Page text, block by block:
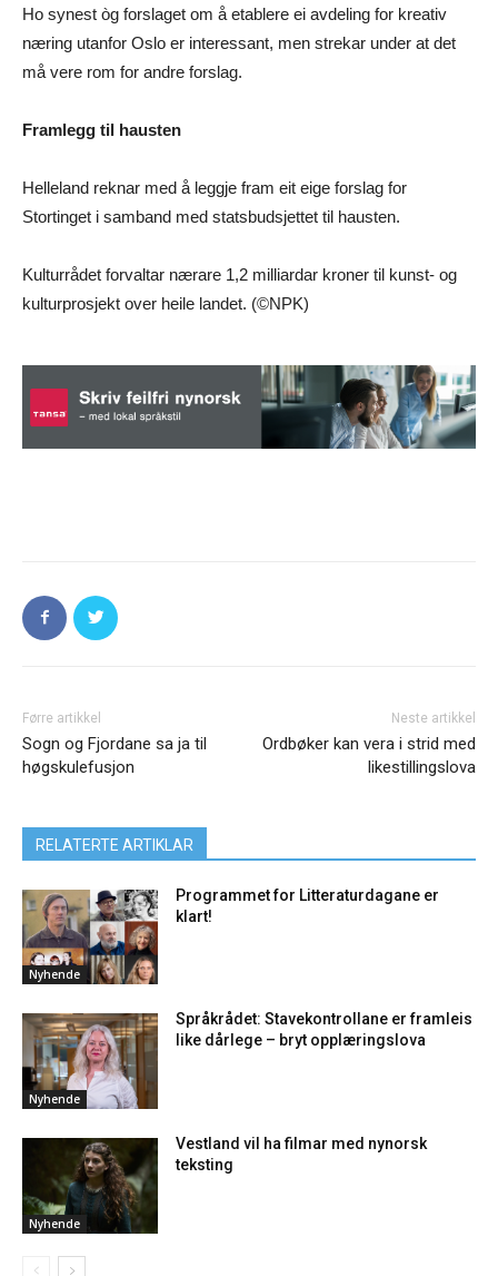
Ho synest òg forslaget om å etablere ei avdeling for kreativ
næring utanfor Oslo er interessant, men strekar under at det
må vere rom for andre forslag.
Framlegg til hausten
Helleland reknar med å leggje fram eit eige forslag for
Stortinget i samband med statsbudsjettet til hausten.
Kulturrådet forvaltar nærare 1,2 milliardar kroner til kunst- og
kulturprosjekt over heile landet. (©NPK)
Førre artikkel
Sogn og Fjordane sa ja til
høgskulefusjon
Neste artikkel
Ordbøker kan vera i strid med
likestillingslova
RELATERTE ARTIKLAR
Nyhende
Programmet for Litteraturdagane er
klart!
Nyhende
Språkrådet: Stavekontrollane er framleis
like dårlege – bryt opplæringslova
Nyhende
Vestland vil ha filmar med nynorsk
teksting